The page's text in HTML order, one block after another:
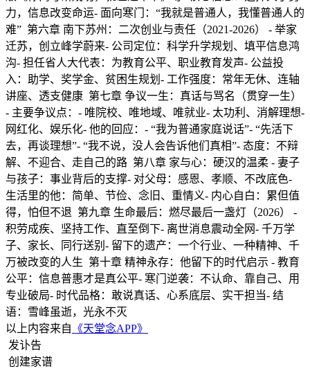
力，信息改变命运 ​ - 面向寒门：“我就是普通人，我懂普通人的
难” 第六章 南下苏州：二次创业与责任（2021-2026） - 举家
迁苏，创立峰学蔚来 ​ - 公司定位：科学升学规划、填平信息鸿
沟 ​ - 担任省人大代表：为教育公平、职业教育发声 ​ - 公益投
入：助学、奖学金、贫困生规划 ​ - 工作强度：常年无休、连轴
讲座、透支健康 第七章 争议一生：真话与骂名（贯穿一生）
- 主要争议点： ​ - 唯院校、唯地域、唯就业 ​ - 太功利、消解理想 ​ -
网红化、娱乐化 ​ - 他的回应： ​ - “我为普通家庭说话” ​ - “先活下
去，再谈理想” ​ - “我不说，没人会告诉他们真相” ​ - 态度：不辩
解、不迎合、走自己的路 第八章 家与心：硬汉的温柔 - 妻子
与孩子：事业背后的支撑 ​ - 对父母：感恩、孝顺、不改底色 ​ -
生活里的他：简单、节俭、念旧、重情义 ​ - 内心自白：累但值
得，怕但不退 第九章 生命最后：燃尽最后一盏灯（2026） -
积劳成疾、坚持工作、直至倒下 ​ - 离世消息震动全网 ​ - 千万学
子、家长、同行送别 ​ - 留下的遗产：一个行业、一种精神、千
万被改变的人生 第十章 精神永存：他留下的时代启示 - 教育
公平：信息普惠才是真公平 ​ - 寒门逆袭：不认命、靠自己、用
专业破局 ​ - 时代品格：敢说真话、心系底层、实干担当 ​ - 结
语：雪峰虽逝，光永不灭
以上内容来自 《天堂念APP》
发讣告
创建家谱